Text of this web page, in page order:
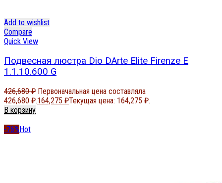
Add to wishlist
Compare
Quick View
Подвесная люстра Dio DArte Elite Firenze E
1.1.10.600 G
426,680₽ Первоначальная цена составляла
426,680 ₽.164,275 ₽Текущая цена: 164,275 ₽.
В корзину
-76%Hot